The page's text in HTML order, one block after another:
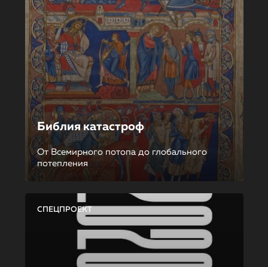
Библия катастроф
От Всемирного потопа до глобального
потепления
СПЕЦПРОЕКТ